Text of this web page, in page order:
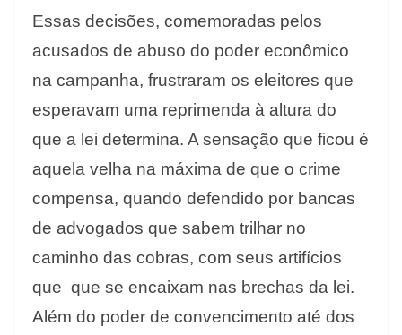
Essas decisões, comemoradas pelos
acusados de abuso do poder econômico
na campanha, frustraram os eleitores que
esperavam uma reprimenda à altura do
que a lei determina. A sensação que ficou é
aquela velha na máxima de que o crime
compensa, quando defendido por bancas
de advogados que sabem trilhar no
caminho das cobras, com seus artifícios
que que se encaixam nas brechas da lei.
Além do poder de convencimento até dos